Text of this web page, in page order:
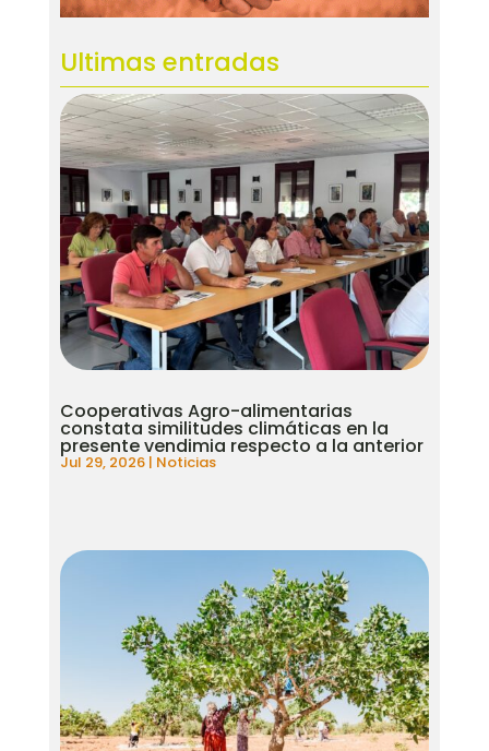
Ultimas entradas
Cooperativas Agro-alimentarias
constata similitudes climáticas en la
presente vendimia respecto a la anterior
Jul 29, 2026| Noticias